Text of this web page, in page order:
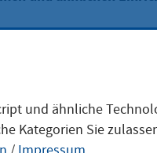
und ähnliche
Kategorien Sie